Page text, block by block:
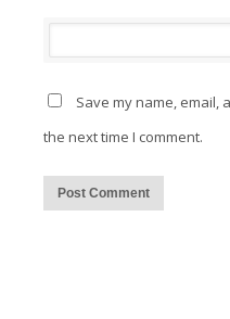
Save my name, email,
the next time I comment.